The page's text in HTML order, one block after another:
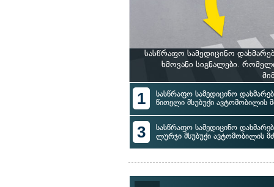
სასწრაფო სამედიცინო
ხმოვანი სიგნალები.
1
სასწრაფო სამედიცინო
წითელი მსუბუქი ავტომობილის
3
სასწრაფო სამედიცინო
ლურჯი მსუბუქი ავტომობილის